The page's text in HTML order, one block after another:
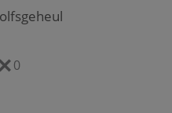
0